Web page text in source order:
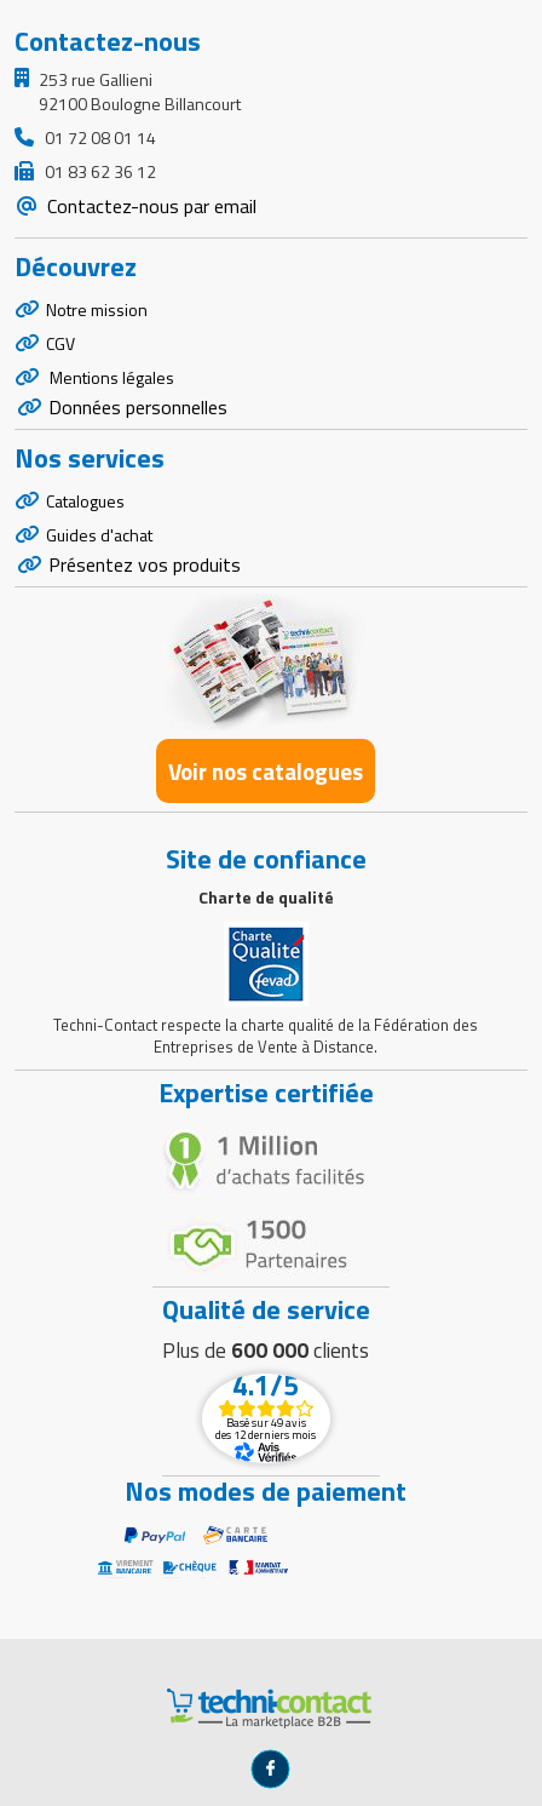
Contactez-nous
253 rue Gallieni
92100 Boulogne Billancourt
01 72 08 01 14
01 83 62 36 12
Contactez-nous par email
Découvrez
Notre mission
CGV
Mentions légales
Données personnelles
Nos services
Catalogues
Guides d'achat
Présentez vos produits
Voir nos catalogues
Site de confiance
Charte de qualité
Techni-Contact respecte la charte qualité de la Fédération des
Entreprises de Vente à Distance.
Expertise certifiée
Qualité de service
Plus de 600 000clients
4.1/5
Basé sur 49 avis
des 12 derniers mois
Nos modes de paiement